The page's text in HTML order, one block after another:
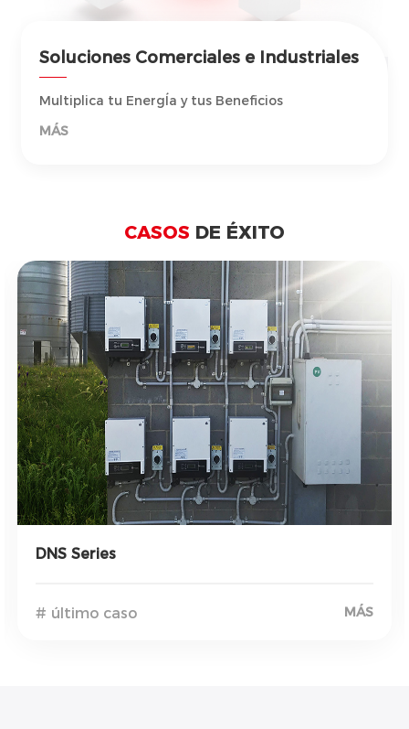
Soluciones Comerciales e Industriales
Multiplica tu EnergÍa y tus Beneficios
MÁS
CASOS DE ÉXITO
DNS Series
# último caso MÁS